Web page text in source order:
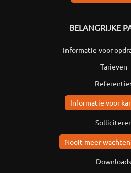
BELANGRIJKE
Informatie voor
Tarieven
Informatie voor
Nooit meer
Downloads